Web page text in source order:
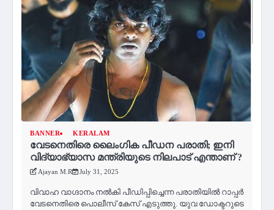
BANNER KERALAM
വേടനെതിരെ ലൈംഗിക പീഡന പരാതി; ഇനി
വിദ്യാഭ്യാസ മന്ത്രിയുടെ നിലപാട് എന്താണ് ?
Ajayan M.R July 31, 2025
വിവാഹ വാഗ്ദാനം നല്‍കി പീഡിപ്പിച്ചെന്ന പരാതിയില്‍ റാപ്പര്‍
വേടനെതിരെ പൊലീസ് കേസ് എടുത്തു. യുവ ഡോക്ടറുടെ